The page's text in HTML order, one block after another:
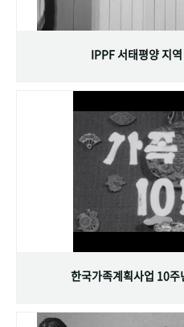
IPPF 서태평양 지
한국가족계획사업 10